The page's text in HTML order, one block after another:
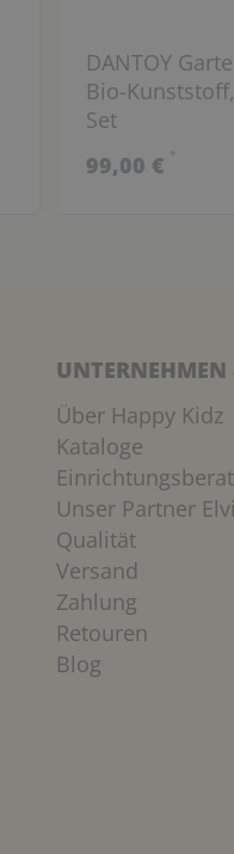
DANTOY
Bio-
Set
99,00 € *
UNTERNEHMEN
Über Happy Kidz
Kataloge
Unser Partner
Qualität
Versand
Zahlung
Retouren
Blog